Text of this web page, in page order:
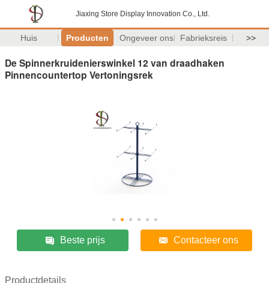
Jiaxing Store Display Innovation Co., Ltd.
Huis Producten Ongeveer ons Fabrieksreis >>
De Spinnerkruidenierswinkel 12 van draadhaken
Pinnencountertop Vertoningsrek
Beste prijs Contacteer ons
Productdetails